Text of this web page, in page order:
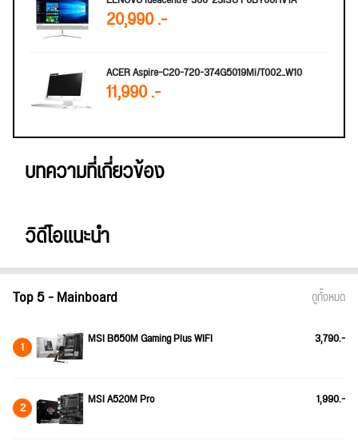
20,990 .-
ACER Aspire-C20-720-374G5019Mi/T002_W10
11,990 .-
บทความที่เกี่ยวข้อง
วิดีโอแนะนำ
Top 5 - Mainboard ดูทั้งหมด
1 MSI B650M Gaming Plus WIFI 3,790.-
2 MSI A520M Pro 1,990.-